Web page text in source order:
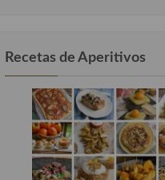
Recetas de Aperitivos